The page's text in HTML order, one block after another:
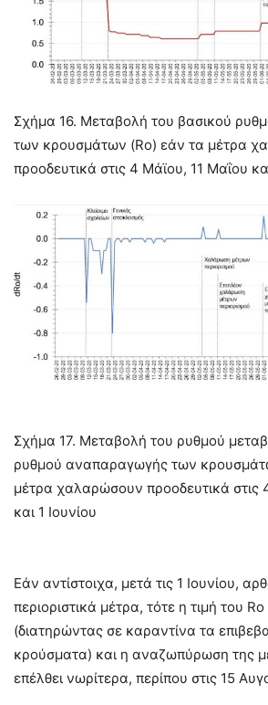
Σχήμα 16. Μεταβολή του βασικού
των κρουσμάτων (Ro) εάν τα μέτρα
προοδευτικά στις 4 Μάϊου, 11 Μαΐου
Σχήμα 17. Μεταβολή του ρυθμού
ρυθμού αναπαραγωγής των
μέτρα χαλαρώσουν προοδευτικά στις
και 1 Ιουνίου
Εάν αντίστοιχα, μετά τις 1 Ιουνίου,
περιοριστικά μέτρα, τότε η τιμή του Ro
(διατηρώντας σε καραντίνα τα
κρούσματα) και η αναζωπύρωση της
επέλθει νωρίτερα, περίπου στις 15